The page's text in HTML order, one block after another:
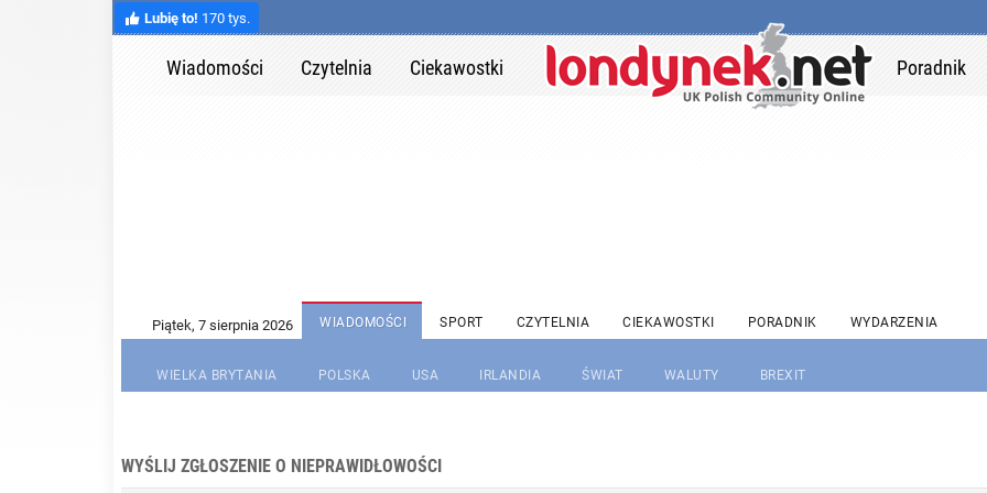
Lubię to! 170 tys.
Wiadomości Czytelnia Ciekawostki Poradnik
WIADOMOŚCI SPORT CZYTELNIA CIEKAWOSTKI PORADNIK WYDARZENIA
WIELKA BRYTANIA POLSKA USA IRLANDIA ŚWIAT WALUTY BREXIT
WYŚLIJ ZGŁOSZENIE O NIEPRAWIDŁOWOŚCI